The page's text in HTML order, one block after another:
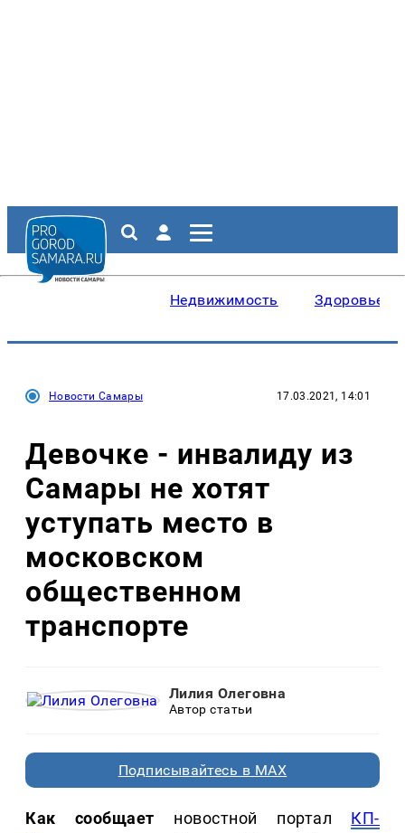
Недвижимость Здоровье
Новости Самары 17.03.2021, 14:01
Девочке - инвалиду из
Самары не хотят
уступать место в
московском
общественном
транспорте
Лилия Олеговна
Автор статьи
Подписывайтесь в MAX
Как сообщает новостной портал КП-